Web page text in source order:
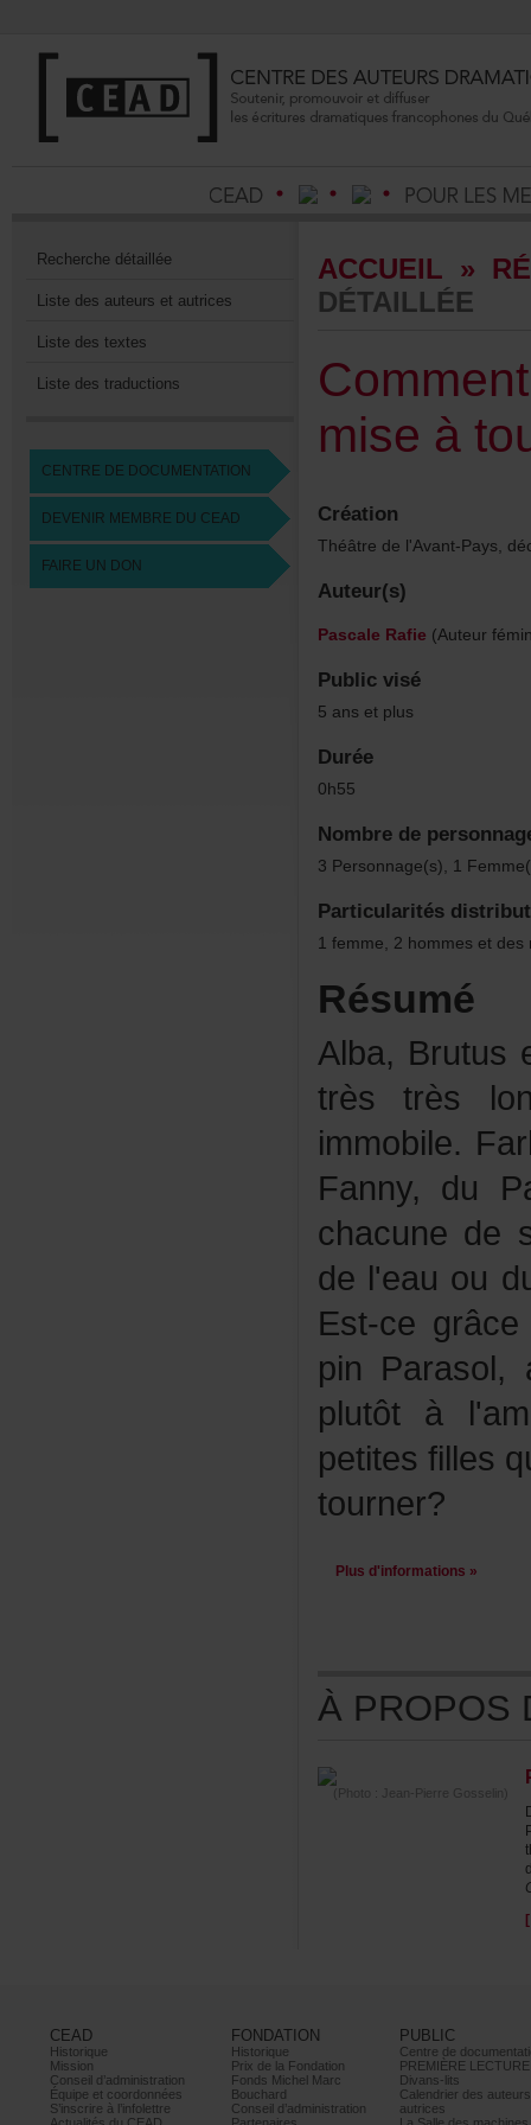
Recherchedétaillée
Listedesauteursetautrices
Listedestextes
Listedestraductions
CENTREDEDOCUMENTATION
DEVENIRMEMBREDUCEAD
FAIREUNDON
ACCUEIL »
DÉTAILLÉE
Création
Théâtredel'Avant-
Auteur(s)
PascaleRafie
Publicvisé
5ansetplus
Durée
0h55
Résumé
Est-
tourner?
Plusd'informations»
(Photo:Jean-PierreGosselin)
CEAD
Historique
Mission
Conseild’administration
Équipeetcoordonnées
S’inscrireàl’infolettre
FONDATION
Historique
PrixdelaFondation
FondsMichelMarc
Bouchard
Conseild’administration
PUBLIC
PREMIÈRELECTURE
Divans-lits
autrices